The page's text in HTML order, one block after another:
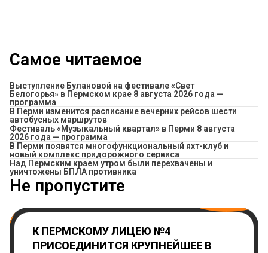
Самое читаемое
Выступление Булановой на фестивале «Свет
Белогорья» в Пермском крае 8 августа 2026 года —
программа
​В Перми изменится расписание вечерних рейсов шести
автобусных маршрутов
Фестиваль «Музыкальный квартал» в Перми 8 августа
2026 года — программа
В Перми появятся многофункциональный яхт-клуб и
новый комплекс придорожного сервиса
Над Пермским краем утром были перехвачены и
уничтожены БПЛА противника
Не пропустите
К ПЕРМСКОМУ ЛИЦЕЮ №4
ПРИСОЕДИНИТСЯ КРУПНЕЙШЕЕ В